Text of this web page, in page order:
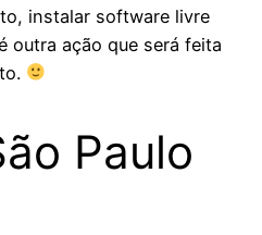
instalar software livre
outra ação que será feita
Paulo